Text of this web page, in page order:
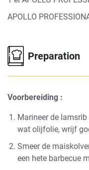
APOLLO
Preparation
Voorbereiding :
Marineer de lamsrib
wat olijfolie, wrijf
Smeer de
een hete barbecue